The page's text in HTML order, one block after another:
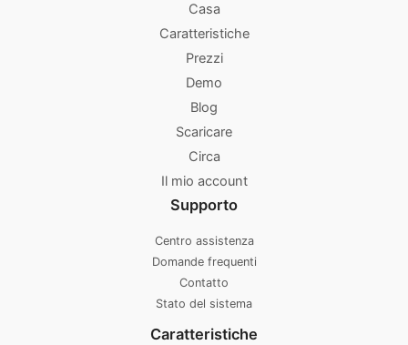
Casa
Caratteristiche
Prezzi
Demo
Blog
Scaricare
Circa
Il mio account
Supporto
Centro assistenza
Domande frequenti
Contatto
Stato del sistema
Caratteristiche